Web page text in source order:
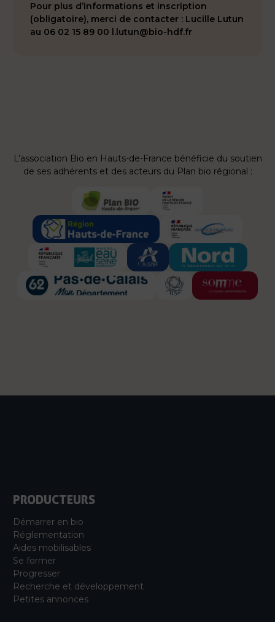
Pour plus d’informations et inscription
(obligatoire), merci de contacter : Lucille Lutun
au 06 02 15 89 00 l.lutun@bio-hdf.fr
L’association Bio en Hauts-de-France bénéficie du soutien
de ses adhérents et des acteurs du Plan bio régional :
PRODUCTEURS
Démarrer en bio
Réglementation
Aides mobilisables
Se former
Progresser
Recherche et développement
Petites annonces